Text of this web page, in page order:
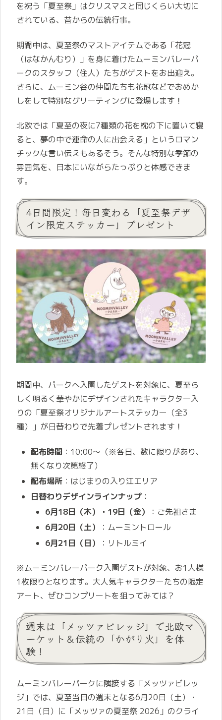
を祝う「夏至祭」はクリスマスと同じくらい大切に
されている、昔からの伝統行事。
期間中は、夏至祭のマストアイテムである「花冠
（はなかんむり）」を身に着けたムーミンバレーパ
ークのスタッフ（住人）たちがゲストをお出迎え。
さらに、ムーミン谷の仲間たちも花冠などでおめか
しをして特別なグリーティングに登場します！
北欧では「夏至の夜に7種類の花を枕の下に置いて寝
ると、夢の中で運命の人に出会える」というロマン
チックな言い伝えもあるそう。そんな特別な季節の
雰囲気を、日本にいながらたっぷりと体感できま
す。
4日間限定！毎日変わる「夏至祭デザ
イン限定ステッカー」プレゼント
期間中、パークへ入園したゲストを対象に、夏至ら
しく明るく華やかにデザインされたキャラクター入
りの「夏至祭オリジナルアートステッカー（全3
種）」が日替わりで先着プレゼントされます！
配布時間 ：10:00～（※各日、数に限りがあり、
無くなり次第終了）
配布場所 ：はじまりの入り江エリア
日替わりデザインラインナップ ：
6月18日（木）・19日（金）
：ご先祖さま
6月20日（土）
：ムーミントロール
6月21日（日）
：リトルミイ
※ムーミンバレーパーク入園ゲストが対象、お1人様
1枚限りとなります。大人気キャラクターたちの限定
アート、ぜひコンプリートを狙ってみては？
週末は「メッツァビレッジ」で北欧マ
ーケット＆伝統の「かがり火」を体
験！
ムーミンバレーパークに隣接する「メッツァビレッ
ジ」では、夏至当日の週末となる6月20日（土）・
21日（日）に「メッツァの夏至祭 2026」のクライ